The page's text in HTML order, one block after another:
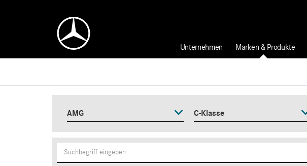
Unternehmen Marken & Produkte
AMG C-Klasse